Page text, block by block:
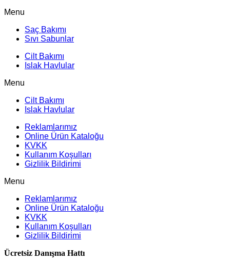
Menu
Saç Bakımı
Sıvı Sabunlar
Cilt Bakımı
Islak Havlular
Menu
Cilt Bakımı
Islak Havlular
Reklamlarımız
Online Ürün Kataloğu
KVKK
Kullanım Koşulları
Gizlilik Bildirimi
Menu
Reklamlarımız
Online Ürün Kataloğu
KVKK
Kullanım Koşulları
Gizlilik Bildirimi
Ücretsiz Danışma Hattı